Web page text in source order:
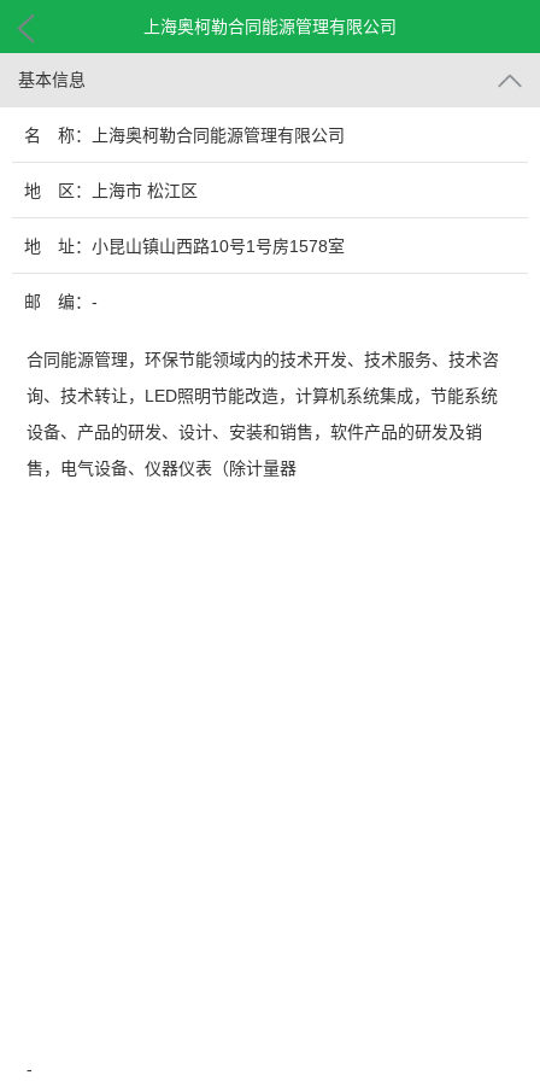
上海奥柯勒合同能源管理有限公司
基本信息
名 称：上海奥柯勒合同能源管理有限公司
地 区：上海市 松江区
地 址：小昆山镇山西路10号1号房1578室
邮 编：-
合同能源管理，环保节能领域内的技术开发、技术服务、技术咨
询、技术转让，LED照明节能改造，计算机系统集成，节能系统
设备、产品的研发、设计、安装和销售，软件产品的研发及销
售，电气设备、仪器仪表（除计量器
-